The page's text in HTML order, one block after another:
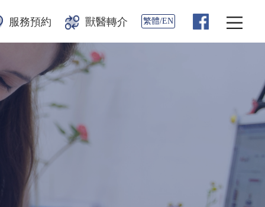
服務預約 獸醫轉介 繁體/EN